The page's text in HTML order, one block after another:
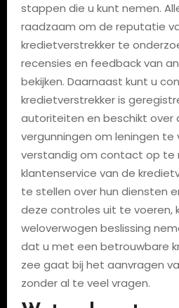
stappen die u kunt nemen.
raadzaam om de reputatie
kredietverstrekker te
recensies en feedback van
bekijken. Daarnaast kunt u
kredietverstrekker is
autoriteiten en beschikt over
vergunningen om leningen te
verstandig om contact op te
klantenservice van de
te stellen over hun diensten
deze controles uit te voeren,
weloverwogen beslissing
dat u met een betrouwbare
zee gaat bij het aanvragen
zonder al te veel vragen.